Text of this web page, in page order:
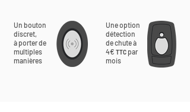
Un bouton
discret,
à porter de
multiples
manières
Une option
détection
de chute à
4€ TTC par
mois